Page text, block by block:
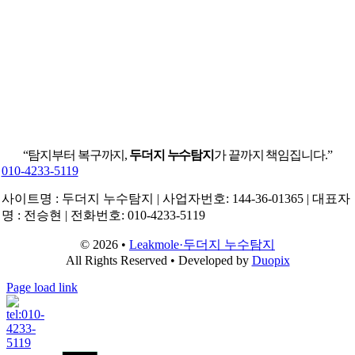
“탐지부터 복구까지, 두더지 누수탐지 가 끝까지 책임집니다.”
010-4233-5119
사이트명 : 두더지 누수탐지 | 사업자번호: 144-36-01365 | 대표자
명 : 전승현 | 전화번호: 010-4233-5119
© 2026 • Leakmole·두더지 누수탐지
All Rights Reserved • Developed by Duopix
Page load link